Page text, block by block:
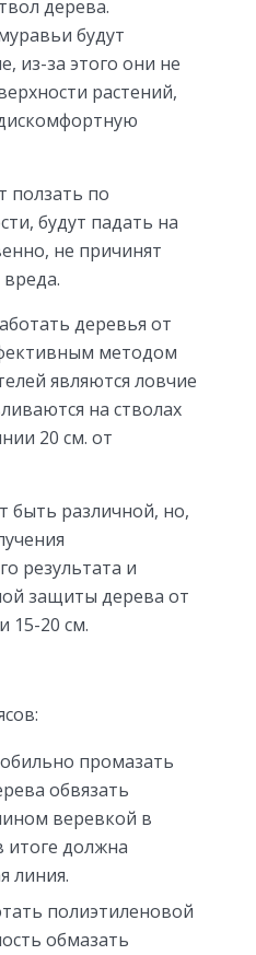
дерева.
будут
из-за этого они не
растений,
ползать по
будут падать на
не причинят
деревья от
методом
являются ловчие
на стволах
20 см. от
быть различной, но,
результата и
защиты дерева от
15-20 см.
промазать
обвязать
веревкой в
итоге должна
линия.
полиэтиленовой
обмазать